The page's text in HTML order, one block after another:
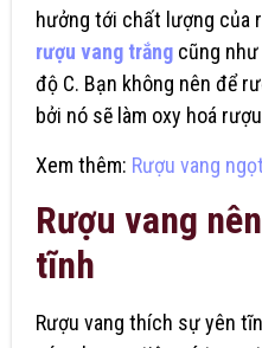
hưởng tới chất lượng của
rượu vang trắng cũng
độ C. Bạn không nên để
bởi nó sẽ làm oxy hoá
Xem thêm: Rượu vang
Rượu vang
tĩnh
Rượu vang thích sự yên